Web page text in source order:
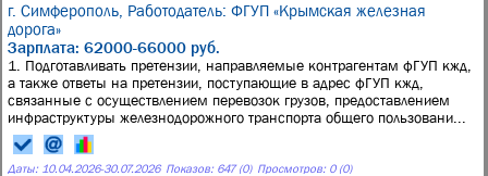
г. Симферополь, Работодатель: ФГУП «Крымская железная
дорога»
Зарплата: 62000-66000 руб.
1. Подготавливать претензии, направляемые контрагентам фГУП кжд,
а также ответы на претензии, поступающие в адрес фГУП кжд,
связанные с осуществлением перевозок грузов, предоставлением
инфраструктуры железнодорожного транспорта общего пользовани...
Даты: 10.04.2026-30.07.2026 Показов: 647 (0) Просмотров: 0 (0)